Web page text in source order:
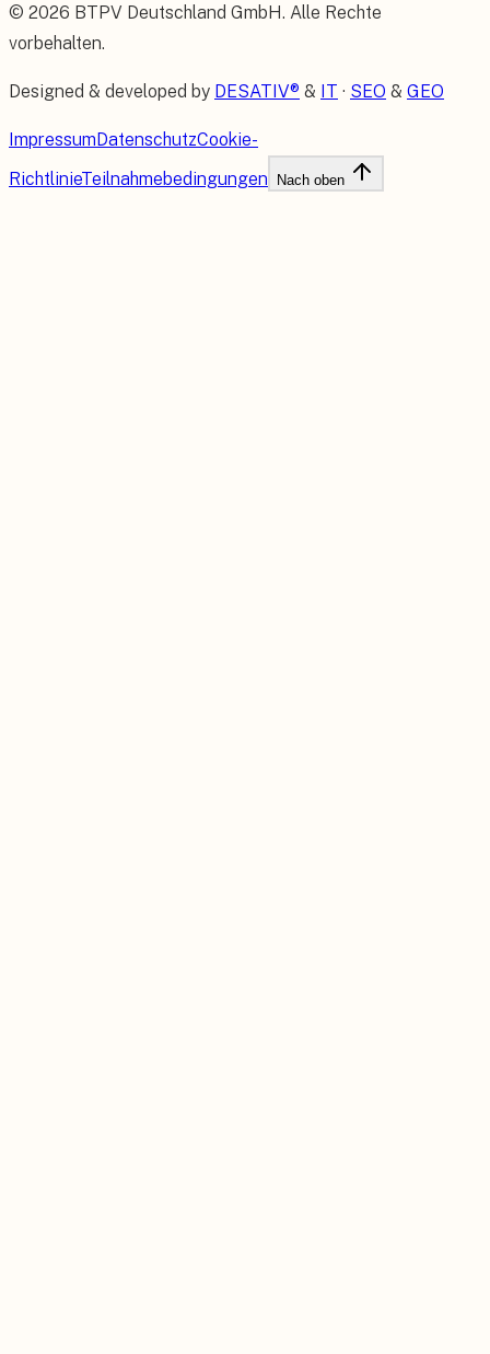
© 2026 BTPV Deutschland GmbH. Alle Rechte
vorbehalten.
Designed & developed by DESATIV® & IT · SEO & GEO
ImpressumDatenschutzCookie-
RichtlinieTeilnahmebedingungen Nach oben